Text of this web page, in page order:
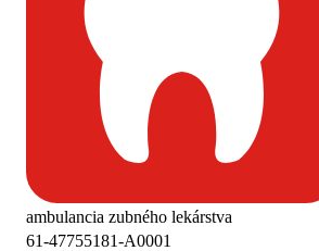
ambulancia zubného lekárstva
61-47755181-A0001